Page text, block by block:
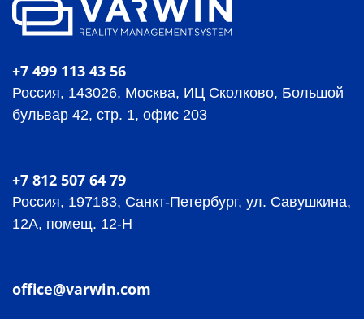
+7 499 113 43 56
Россия, 143026, Москва, ИЦ Сколково, Большой
бульвар 42, стр. 1, офис 203
+7 812 507 64 79
Россия, 197183, Санкт-Петербург, ул. Савушкина,
12А, помещ. 12-Н
office@varwin.com